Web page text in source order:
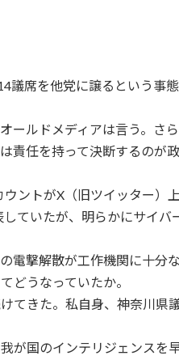
議席を他党に譲るという事
ールドメディアは言う。さ
責任を持って決断するのが
ントがX（旧ツイッター）
ていたが、明らかにサイバ
電撃解散が工作機関に十分
どうなっていたか。
てきた。私自身、神奈川県
が国のインテリジェンスを